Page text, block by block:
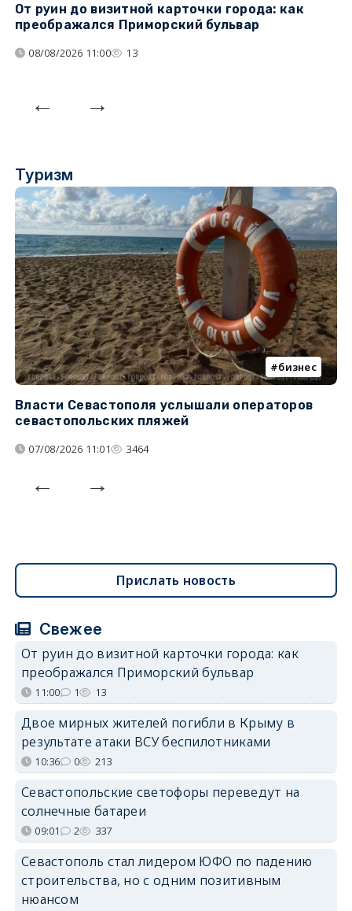
От руин до визитной карточки города: как
преображался Приморский бульвар
08/08/2026 11:00 13
Туризм
бизнес
Власти Севастополя услышали операторов
севастопольских пляжей
07/08/2026 11:01 3464
Прислать новость
Свежее
От руин до визитной карточки города: как
преображался Приморский бульвар
11:00 1 13
Двое мирных жителей погибли в Крыму в
результате атаки ВСУ беспилотниками
10:36 0 213
Севастопольские светофоры переведут на
солнечные батареи
09:01 2 337
Севастополь стал лидером ЮФО по падению
строительства, но с одним позитивным
нюансом